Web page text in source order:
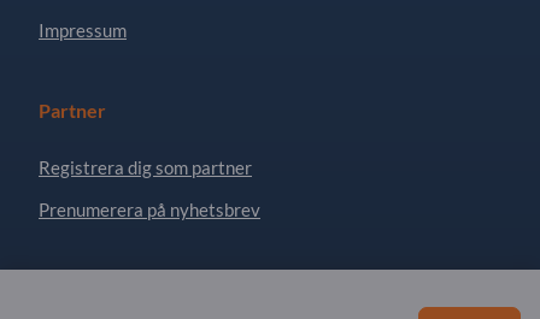
Impressum
Partner
Registrera dig som partner
Prenumerera på nyhetsbrev